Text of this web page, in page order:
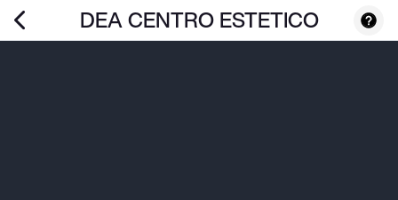
DEA CENTRO ESTETICO